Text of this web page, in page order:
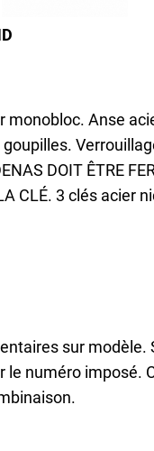
monobloc. Anse
DOIT ÊTRE
CLÉ. 3 clés acier
sur modèle.
le numéro imposé.